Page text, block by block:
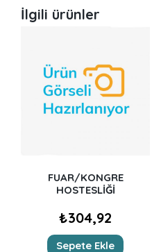
İlgili ürünler
FUAR/KONGRE
HOSTESLİĞİ
₺304,92
Sepete Ekle